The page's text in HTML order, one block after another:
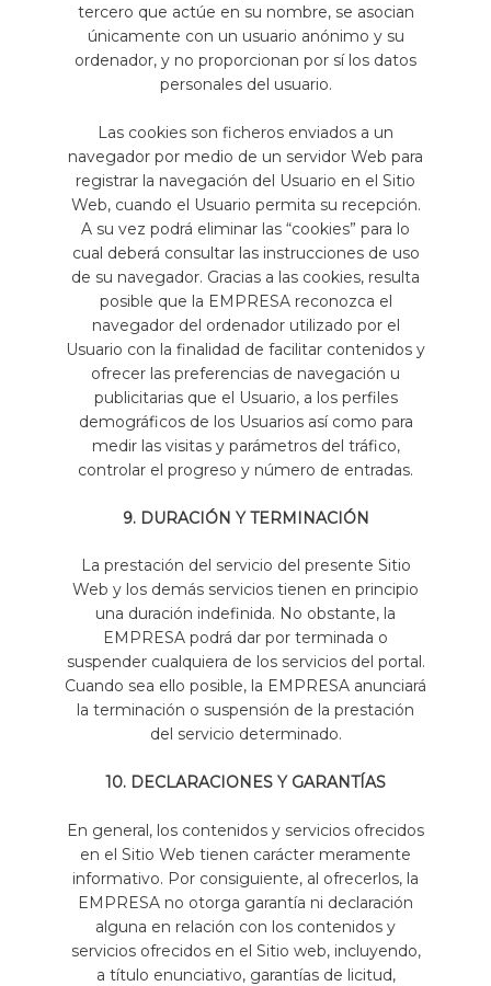
tercero que actúe en su nombre, se asocian
únicamente con un usuario anónimo y su
ordenador, y no proporcionan por sí los datos
personales del usuario.
Las cookies son ficheros enviados a un
navegador por medio de un servidor Web para
registrar la navegación del Usuario en el Sitio
Web, cuando el Usuario permita su recepción.
A su vez podrá eliminar las “cookies” para lo
cual deberá consultar las instrucciones de uso
de su navegador. Gracias a las cookies, resulta
posible que la EMPRESA reconozca el
navegador del ordenador utilizado por el
Usuario con la finalidad de facilitar contenidos y
ofrecer las preferencias de navegación u
publicitarias que el Usuario, a los perfiles
demográficos de los Usuarios así como para
medir las visitas y parámetros del tráfico,
controlar el progreso y número de entradas.
9. DURACIÓN Y TERMINACIÓN
La prestación del servicio del presente Sitio
Web y los demás servicios tienen en principio
una duración indefinida. No obstante, la
EMPRESA podrá dar por terminada o
suspender cualquiera de los servicios del portal.
Cuando sea ello posible, la EMPRESA anunciará
la terminación o suspensión de la prestación
del servicio determinado.
10. DECLARACIONES Y GARANTÍAS
En general, los contenidos y servicios ofrecidos
en el Sitio Web tienen carácter meramente
informativo. Por consiguiente, al ofrecerlos, la
EMPRESA no otorga garantía ni declaración
alguna en relación con los contenidos y
servicios ofrecidos en el Sitio web, incluyendo,
a título enunciativo, garantías de licitud,